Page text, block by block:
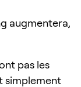
augmentera,
pas les
simplement